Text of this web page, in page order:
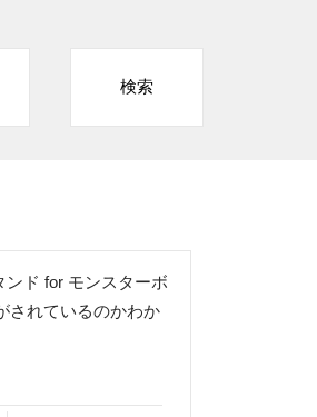
ド for モンスターボ
されているのかわか